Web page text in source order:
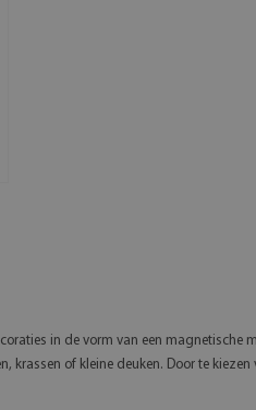
in de vorm van een magnetische
of kleine deuken. Door te